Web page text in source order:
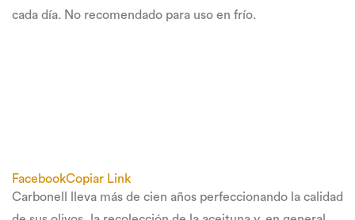
cada día. No recomendado para uso en frío.
FacebookCopiar Link
Carbonell lleva más de cien años perfeccionando la calidad